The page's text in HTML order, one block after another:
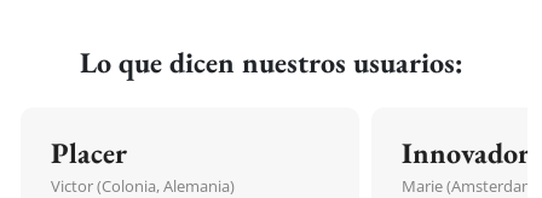
Lo que dicen nuestros usuarios:
Placer
Victor (Colonia, Alemania)
Innovador
Marie (Amsterdam,